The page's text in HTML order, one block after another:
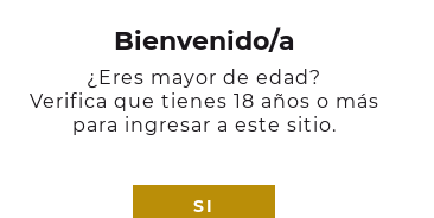
Bienvenido/a
¿Eres mayor de edad?
Verifica que tienes 18 años o más
para ingresar a este sitio.
SI